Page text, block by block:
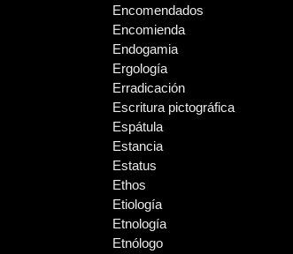
Encomendados
Encomienda
Endogamia
Ergología
Erradicación
Escritura pictográfica
Espátula
Estancia
Estatus
Ethos
Etiología
Etnología
Etnólogo